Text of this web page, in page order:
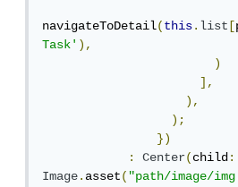
navigateToDetail(this.list [
Task'),
)
],
),
);
})
:
Center(child:
Image.asset("path/image/